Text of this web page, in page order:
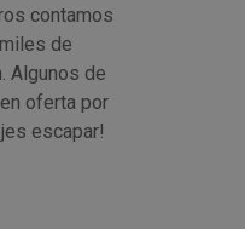
contamos
de
Algunos de
oferta por
escapar!